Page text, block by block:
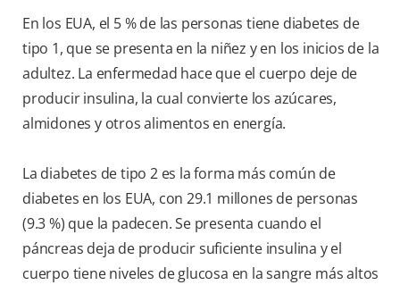
En los EUA, el 5 % de las personas tiene diabetes de
tipo 1, que se presenta en la niñez y en los inicios de la
adultez. La enfermedad hace que el cuerpo deje de
producir insulina, la cual convierte los azúcares,
almidones y otros alimentos en energía.
La diabetes de tipo 2 es la forma más común de
diabetes en los EUA, con 29.1 millones de personas
(9.3 %) que la padecen. Se presenta cuando el
páncreas deja de producir suficiente insulina y el
cuerpo tiene niveles de glucosa en la sangre más altos